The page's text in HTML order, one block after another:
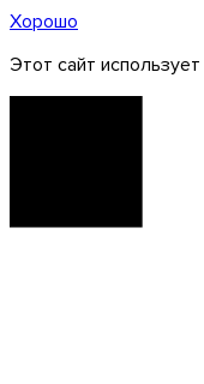
Хорошо
Этот сайт